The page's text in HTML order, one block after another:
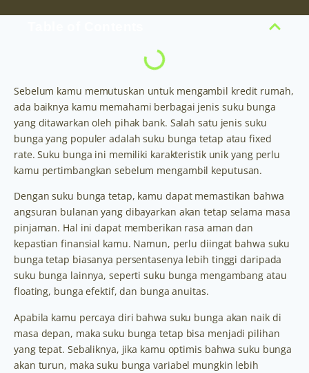
Sebelum kamu memutuskan untuk mengambil kredit rumah,
ada baiknya kamu memahami berbagai jenis suku bunga
yang ditawarkan oleh pihak bank. Salah satu jenis suku
bunga yang populer adalah suku bunga tetap atau fixed
rate. Suku bunga ini memiliki karakteristik unik yang perlu
kamu pertimbangkan sebelum mengambil keputusan.
Dengan suku bunga tetap, kamu dapat memastikan bahwa
angsuran bulanan yang dibayarkan akan tetap selama masa
pinjaman. Hal ini dapat memberikan rasa aman dan
kepastian finansial kamu. Namun, perlu diingat bahwa suku
bunga tetap biasanya persentasenya lebih tinggi daripada
suku bunga lainnya, seperti suku bunga mengambang atau
floating, bunga efektif, dan bunga anuitas.
Apabila kamu percaya diri bahwa suku bunga akan naik di
masa depan, maka suku bunga tetap bisa menjadi pilihan
yang tepat. Sebaliknya, jika kamu optimis bahwa suku bunga
akan turun, maka suku bunga variabel mungkin lebih